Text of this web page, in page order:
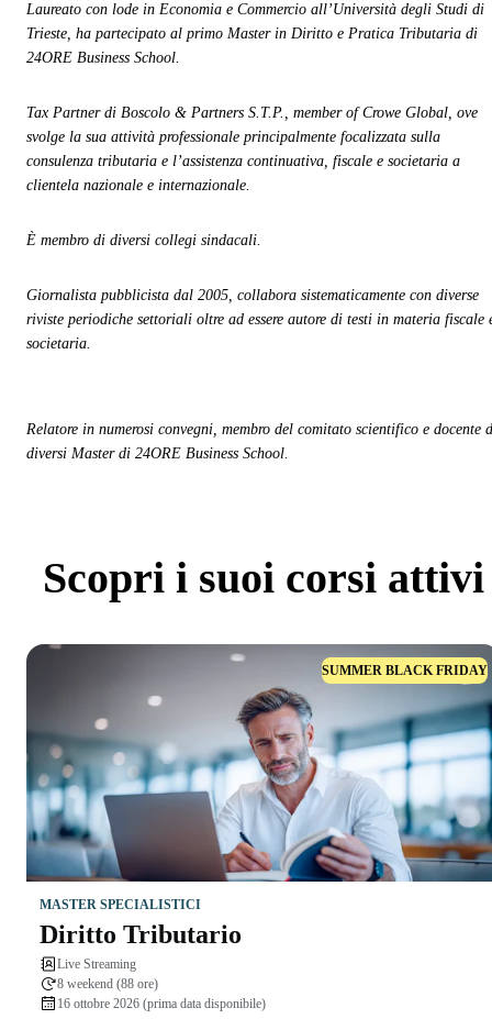
Laureato con lode in Economia e Commercio all’Università degli Studi di
Trieste, ha partecipato al primo Master in Diritto e Pratica Tributaria di
24ORE Business School.
Tax Partner di Boscolo & Partners S.T.P., member of Crowe Global, ove
svolge la sua attività professionale principalmente focalizzata sulla
consulenza tributaria e l’assistenza continuativa, fiscale e societaria a
clientela nazionale e internazionale.
È membro di diversi collegi sindacali.
Giornalista pubblicista dal 2005, collabora sistematicamente con diverse
riviste periodiche settoriali oltre ad essere autore di testi in materia fiscale
societaria.
Relatore in numerosi convegni, membro del comitato scientifico e docente
diversi Master di 24ORE Business School.
Scopri i suoi corsi attivi
SUMMER BLACK FRIDAY
MASTER SPECIALISTICI
Diritto Tributario
Live Streaming
8 weekend (88 ore)
16 ottobre 2026 (prima data disponibile)